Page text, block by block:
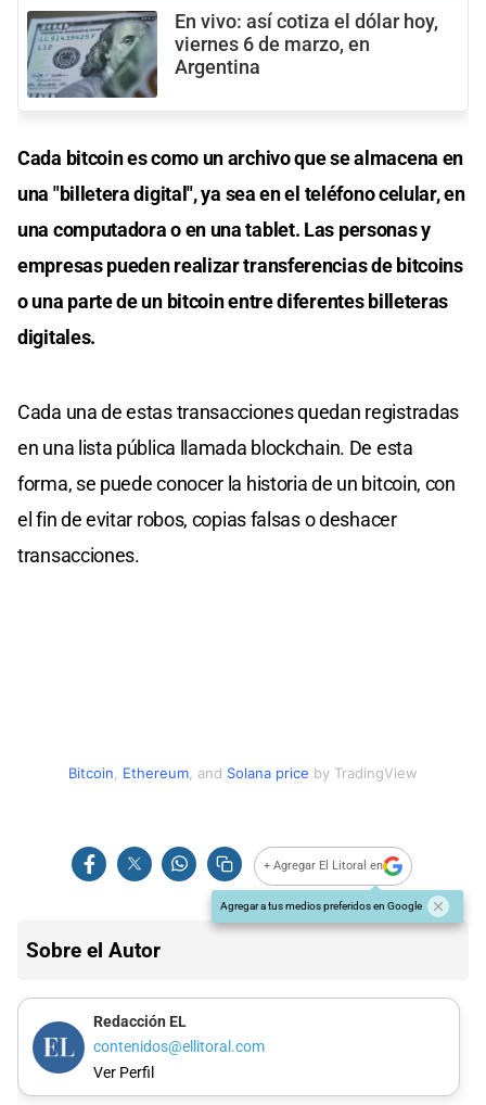
En vivo: así cotiza el dólar hoy,
viernes 6 de marzo, en
Argentina
Cada bitcoin es como un archivo que se almacena en
una "billetera digital", ya sea en el teléfono celular, en
una computadora o en una tablet. Las personas y
empresas pueden realizar transferencias de bitcoins
o una parte de un bitcoin entre diferentes billeteras
digitales.
Cada una de estas transacciones quedan registradas
en una lista pública llamada blockchain. De esta
forma, se puede conocer la historia de un bitcoin, con
el fin de evitar robos, copias falsas o deshacer
transacciones.
Bitcoin Ethereum and Solana price by TradingView
+ Agregar El Litoral en
Agregar a tus medios preferidos en Google
Sobre el Autor
Redacción EL
contenidos@ellitoral.com
Ver Perfil